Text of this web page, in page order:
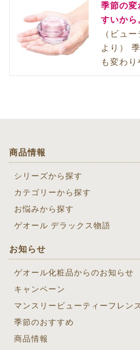
季節の変
すいから
（ビュ
より）
も変わ
商品情報
シリーズから探す
カテゴリーから探す
お悩みから探す
ゲオール デラックス物語
お知らせ
ゲオール化粧品からのお知らせ
キャンペーン
マンスリービューティーフレン
季節のおすすめ
商品情報